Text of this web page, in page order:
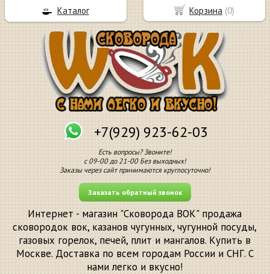
+7(929) 923-62-03
Есть вопросы? Звоните!
с 09-00 до 21-00 Без выходных!
Заказы через сайт принимаются круглосуточно!
Заказать обратный звонок
Интернет - магазин "Сковорода ВОК" продажа
сковородок вок, казанов чугунных, чугунной посуды,
газовых горелок, печей, плит и мангалов. Купить в
Москве. Доставка по всем городам России и СНГ. С
нами легко и вкусно!
Корзина (0)
Каталог